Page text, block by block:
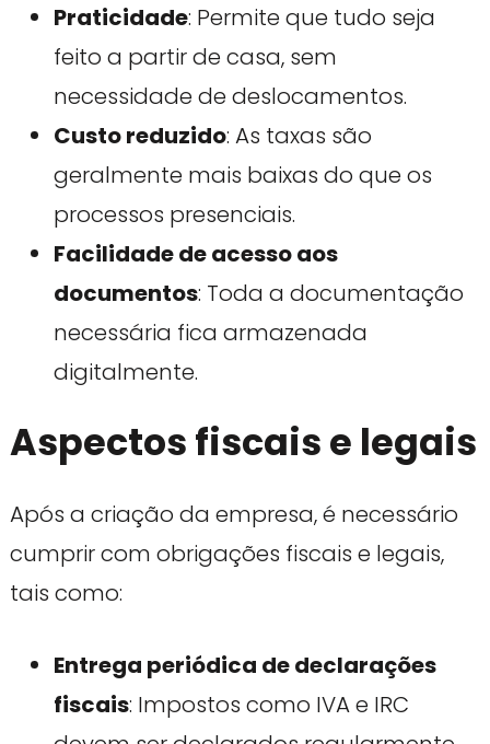
Praticidade: Permite que tudo seja
feito a partir de casa, sem
necessidade de deslocamentos.
Custo reduzido: As taxas são
geralmente mais baixas do que os
processos presenciais.
Facilidade de acesso aos
documentos: Toda a documentação
necessária fica armazenada
digitalmente.
Aspectos fiscais e legais
Após a criação da empresa, é necessário
cumprir com obrigações fiscais e legais,
tais como:
Entrega periódica de declarações
fiscais: Impostos como IVA e IRC